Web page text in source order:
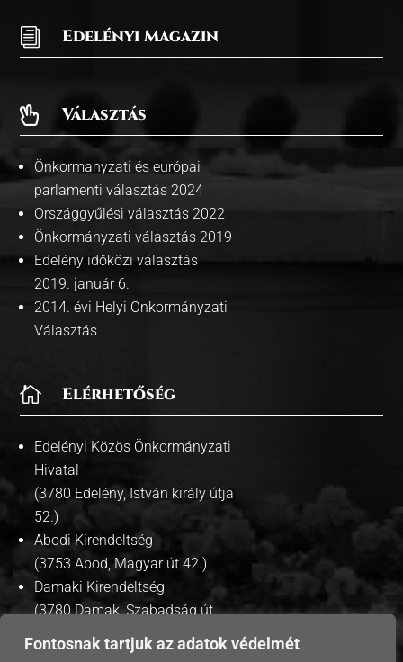
Fontosnak tartjuk az adatok védelmét
i Edelényi Magazin
 Választás
Önkormanyzati és európai
parlamenti választás 2024
Országgyűlési választás 2022
Önkormányzati választás 2019
Edelény időközi választás
2019. január 6.
2014. évi Helyi Önkormányzati
Választás
 Elérhetőség
Edelényi Közös Önkormányzati
Hivatal
(3780 Edelény, István király útja
52.)
Abodi Kirendeltség
(3753 Abod, Magyar út 42.)
Damaki Kirendeltség
(3780 Damak, Szabadság út